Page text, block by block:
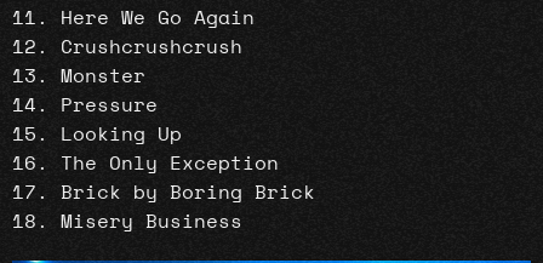
Here We Go Again
Crushcrushcrush
Monster
Pressure
Looking Up
The Only Exception
Brick by Boring Brick
Misery Business